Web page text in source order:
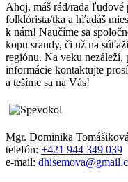
Ahoj, máš rád/rada ľudové
folklórista/tka a hľadáš
k nám! Naučíme sa
kopu srandy, či už na
regiónu. Na veku
informácie kontaktujte
a tešíme sa na Vás!
Mgr. Dominika Tomášiková
telefón: +421 944 349 039
e-mail: